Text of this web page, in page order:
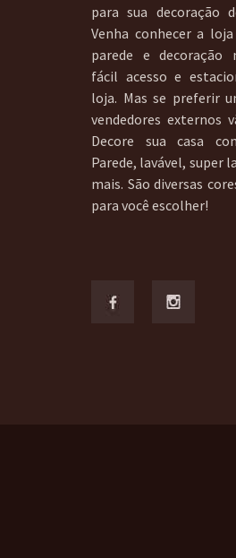
para sua decoração
Venha conhecer a
parede e decoração
fácil acesso e
loja. Mas se preferir
vendedores externos
Decore sua casa
Parede, lavável, super
mais. São diversas
para você escolher!